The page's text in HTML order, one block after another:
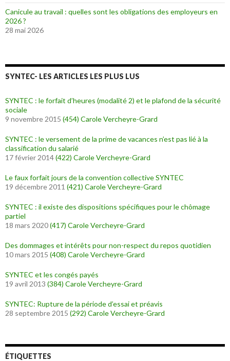
Canicule au travail : quelles sont les obligations des employeurs en
2026 ?
28 mai 2026
SYNTEC- LES ARTICLES LES PLUS LUS
SYNTEC : le forfait d’heures (modalité 2) et le plafond de la sécurité
sociale
9 novembre 2015 (454) Carole Vercheyre-Grard
SYNTEC : le versement de la prime de vacances n’est pas lié à la
classification du salarié
17 février 2014(422) Carole Vercheyre-Grard
Le faux forfait jours de la convention collective SYNTEC
19 décembre 2011 (421) Carole Vercheyre-Grard
SYNTEC : il existe des dispositions spécifiques pour le chômage
partiel
18 mars 2020(417) Carole Vercheyre-Grard
Des dommages et intérêts pour non-respect du repos quotidien
10 mars 2015 (408) Carole Vercheyre-Grard
SYNTEC et les congés payés
19 avril 2013 (384) Carole Vercheyre-Grard
SYNTEC: Rupture de la période d’essai et préavis
28 septembre 2015 (292) Carole Vercheyre-Grard
ÉTIQUETTES